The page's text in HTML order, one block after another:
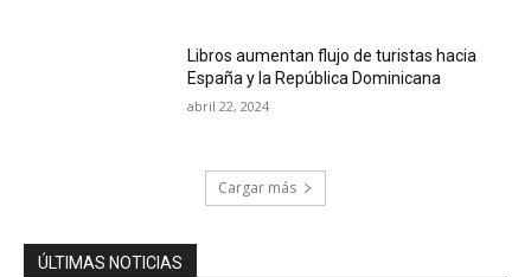
Libros aumentan flujo de turistas hacia
España y la República Dominicana
abril 22, 2024
Cargar más
ÚLTIMAS NOTICIAS